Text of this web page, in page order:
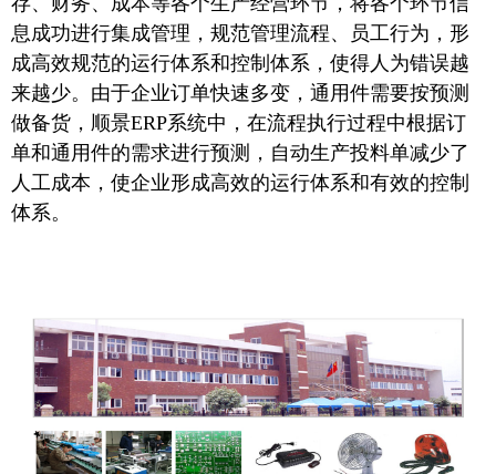
息成功进行集成管理，规范管理流程、员工行为，形
成高效规范的运行体系和控制体系，使得人为错误越
来越少。由于企业订单快速多变，通用件需要按预测
做备货，顺景ERP系统中，在流程执行过程中根据订
单和通用件的需求进行预测，自动生产投料单减少了
人工成本，使企业形成高效的运行体系和有效的控制
体系。